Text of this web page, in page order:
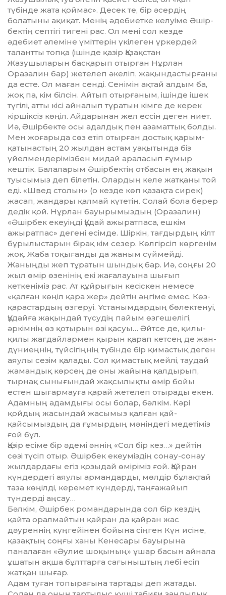
түбінде жа­та қоймас». Десек те, бір әсер­дің
болатыны ақиқат. Ме­нің әдебиетке келуіме Әшір­
бектің септігі тигені рас. Ол мені сол кезде
әдебиет әлеміне үміттерін үкілеген үркердей
талантты топқа (ішінде қазір Қазақстан
Жазушыларын басқарып отырған Нұрлан
Оразалин бар) жетелеп әкеліп, жақындастырғаны
да есте. Ол маған сенді. Сенімін ақтай ал­дым ба,
жоқ па, кім білсін. Ай­тып отырғаным, ішінде ішек
тү­гілі, атты кісі айналып тұра­тын кімге де керек
кіршіксіз көңіл. Айдарынан жел ессін де­ген ниет.
Иә, Әшірбекте осы адал­дық пен азаматтық болды.
Мен жоғарыда сөз етіп отыр­ған достық қарым-
қаты­нас­тың 20 жылдан астам уақытында біз
үйелмен­де­рі­мізбен мидай араласып ғұмыр
кештік. Балаларым Әшірбектің отбасын ең жақын
туысымыз деп білетін. Олардың келе жат­қаны той
еді. «Швед столын» (о кезде көп қазақта сирек)
жа­сап, жандары қалмай күтетін. Солай бола берер
дедік қой. Нұрлан бауы­рымыздың (Оразалин)
«Әшірбек екеуіңді Құдай ажыратпаса, ешкім
ажыратпас» дегені есімде. Шіркін, тағдырдың кілт
бұры­лыстарын бірақ кім сезер. Көлгірсіп көр­генім
жоқ. Жаба тоқығанды да жаным сүймейді.
Жаныңды жеп тұратын шындық бар. Иә, соңғы 20
жыл өмір өзенінің екі жағалауына шығып
кеткеніміз рас. Ат құйрығын кесіскен немесе
«қалған көңіл қара жер» дейтін әңгіме емес. Көз­
қарас­тардың өзгеруі. Ұстанымдар­дың бөлектенуі,
Құдайға жа­қын­дай түсудің пайым өз­ге­шелігі,
әркімнің өз қо­тырын өзі қасуы… Әйтсе де, қилы-
қилы жағдайлармен қырын қарап кетсең де жан-
дүниеңнің, түйсігіңнің түбінде бір қимастық деген
аяулы се­зім қалады. Сол қимастық мей­лі, таудай
жамандық көр­сең де оны жайына қалдырып,
тырнақ сынығындай жақ­сы­лықты өмір бойы
естен шы­ғар­мауға қарай жетелеп отырады екен.
Адамның адамдығы осы болар, бәлкім. Кәрі
қойдың жа­сындай жасымыз қалған қай-
қайсымыздың да ғұмыр­дың мәніндегі медетіміз
ғой бұл.
Қазір есіме бір әдемі әннің «Сол бір кез…» дейтін
сөзі тү­сіп отыр. Әшірбек екеуміздің сонау-сонау
жылдардағы егіз қозыдай өміріміз ғой. Қайран
күндердегі аяулы армандарды, мөлдір бұлақтай
таза көңілді, керемет күндерді, таңғажайып
түндерді аңсау…
Бәлкім, Әшірбек романдарында сол бір кездің
қайта орал­майтын қайран да қайран жас
дәуреннің күңгейінен бойына сіңген Күн исіне,
қа­зақтың соңғы ханы Кенесары бауырына
паналаған «Әулие шоқының» ұшар басын айнала
ұшатын ақша бұлттарға сағы­ныштың лебі есіп
жатқан шы­ғар.
Адам туған топырағына тар­тады деп жатады.